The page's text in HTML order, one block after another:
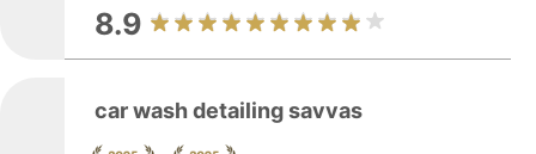
8.9
car wash detailing savvas